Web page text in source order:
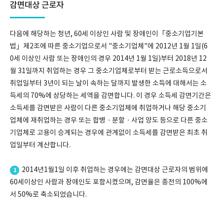
감면대상 근로자
다음에 해당하는 청년, 60세 이상인 사람 및 장애인이「중소기업기본
법」제2조에 따른 중소기업으로서 "중소기업체"에 2012년 1월 1일(6
0세 이상인 사람 또는 장애인의 경우 2014년 1월 1일)부터 2018년 12
월 31일까지 취업하는 경우 그 중소기업체로부터 받는 근로소득으로서
취업일부터 3년이 되는 날이 속하는 달까지 발생한 소득에 대해서는 소
득세의 70%에 상당하는 세액을 감면합니다. 이 경우 소득세 감면기간은
소득세를 감면받은 사람이 다른 중소기업체에 취업하거나 해당 중소기
업체에 재취업하는 경우 또는 합병ㆍ분할ㆍ사업 양도 등으로 다른 중소
기업체로 고용이 승계되는 경우에 관계없이 소득세를 감면받은 최초 취
업일부터 계산합니다.
1
2014년1월1일 이후 취업하는 경우에는 감면대상 근로자의 범위에
60세이상인 사람과 장애인도 포함시켰으며, 감면율은 종전의 100%에
서 50%로 축소되었습니다.